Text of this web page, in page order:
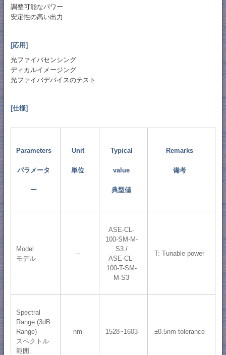
調整可能なパワー
安定性の高い出力
[応用]
光ファイバセンシング
ディカルイメージング
光ファイバデバイスのテスト
[仕様]
Parameters
パラメータ
ー
Unit
単位
Typical
value
典型値
Remarks
備考
Model
モデル
--
ASE-CL-
100-SM-M-
S3 /
ASE-CL-
100-T-SM-
M-S3
T: Tunable power
Spectral
Range (3dB
Range)
スペクトル
範囲
nm 1528~1603 ±0.5nm tolerance